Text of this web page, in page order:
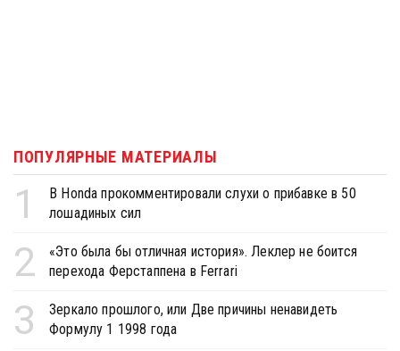
ПОПУЛЯРНЫЕ МАТЕРИАЛЫ
1
В Honda прокомментировали слухи о прибавке в 50
лошадиных сил
2
«Это была бы отличная история». Леклер не боится
перехода Ферстаппена в Ferrari
3
Зеркало прошлого, или Две причины ненавидеть
Формулу 1 1998 года